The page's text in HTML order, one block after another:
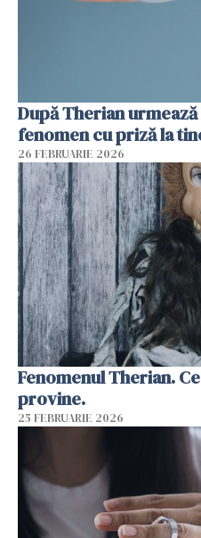
După Therian
fenomen cu priză la
26 FEBRUARIE 2026
Fenomenul Therian.
provine.
25 FEBRUARIE 2026